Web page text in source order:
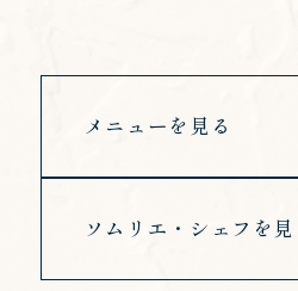
メニューを見る
ソムリエ・シェフを見